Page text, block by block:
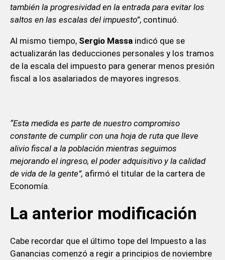
también la progresividad en la entrada para evitar los
saltos en las escalas del impuesto”, continuó.
Al mismo tiempo,Sergio Massaindicó que se
actualizarán las deducciones personales y los tramos
de la escala del impuesto para generar menos presión
fiscal a los asalariados de mayores ingresos.
“Esta medida es parte de nuestro compromiso
constante de cumplir con una hoja de ruta que lleve
alivio fiscal a la población mientras seguimos
mejorando el ingreso, el poder adquisitivo y la calidad
de vida de la gente”, afirmó el titular de la cartera de
Economía.
La anterior modificación
Cabe recordar que el último tope del Impuesto a las
Ganancias comenzó a regir a principios de noviembre